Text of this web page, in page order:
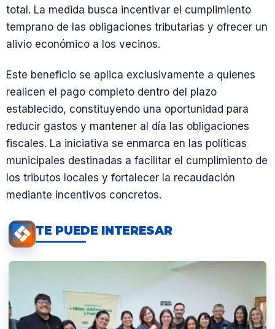
total. La medida busca incentivar el cumplimiento
temprano de las obligaciones tributarias y ofrecer un
alivio económico a los vecinos.
Este beneficio se aplica exclusivamente a quienes
realicen el pago completo dentro del plazo
establecido, constituyendo una oportunidad para
reducir gastos y mantener al día las obligaciones
fiscales. La iniciativa se enmarca en las políticas
municipales destinadas a facilitar el cumplimiento de
los tributos locales y fortalecer la recaudación
mediante incentivos concretos.
TE PUEDE INTERESAR